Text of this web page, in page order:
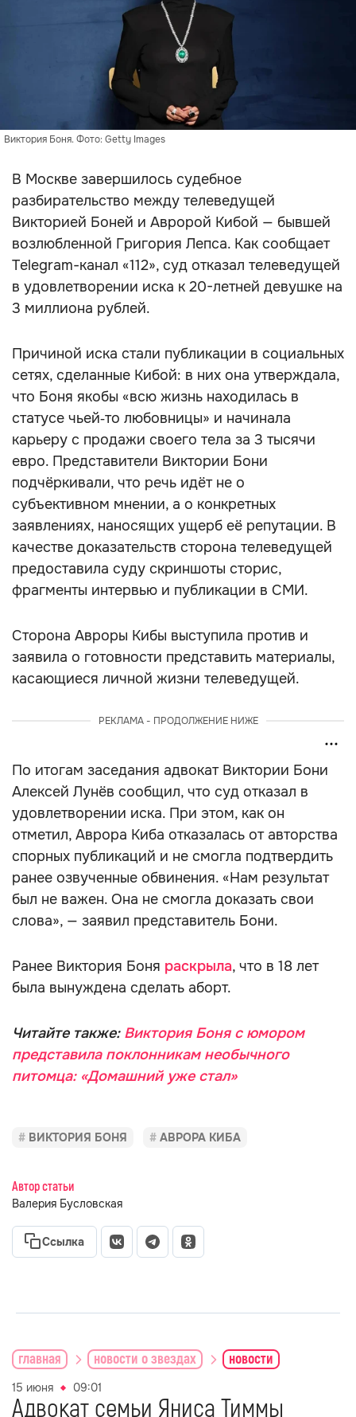
Виктория Боня. Фото: Getty Images
В Москве завершилось судебное
разбирательство между телеведущей
Викторией Боней и Авророй Кибой — бывшей
возлюбленной Григория Лепса. Как сообщает
Telegram-канал «112», суд отказал телеведущей
в удовлетворении иска к 20-летней девушке на
3 миллиона рублей.
Причиной иска стали публикации в социальных
сетях, сделанные Кибой: в них она утверждала,
что Боня якобы «всю жизнь находилась в
статусе чьей‑то любовницы» и начинала
карьеру с продажи своего тела за 3 тысячи
евро. Представители Виктории Бони
подчёркивали, что речь идёт не о
субъективном мнении, а о конкретных
заявлениях, наносящих ущерб её репутации. В
качестве доказательств сторона телеведущей
предоставила суду скриншоты сторис,
фрагменты интервью и публикации в СМИ.
Сторона Авроры Кибы выступила против и
заявила о готовности представить материалы,
касающиеся личной жизни телеведущей.
РЕКЛАМА - ПРОДОЛЖЕНИЕ НИЖЕ
По итогам заседания адвокат Виктории Бони
Алексей Лунёв сообщил, что суд отказал в
удовлетворении иска. При этом, как он
отметил, Аврора Киба отказалась от авторства
спорных публикаций и не смогла подтвердить
ранее озвученные обвинения. «Нам результат
был не важен. Она не смогла доказать свои
слова», — заявил представитель Бони.
Ранее Виктория Боня раскрыла, что в 18 лет
была вынуждена сделать аборт.
Читайте также: Виктория Боня с юмором
представила поклонникам необычного
питомца: «Домашний уже стал»
ВИКТОРИЯ БОНЯ АВРОРА КИБА
Автор статьи
Валерия Бусловская
Ссылка
главная новости о звездах новости
15 июня 09:01
Адвокат семьи Яниса Тиммы